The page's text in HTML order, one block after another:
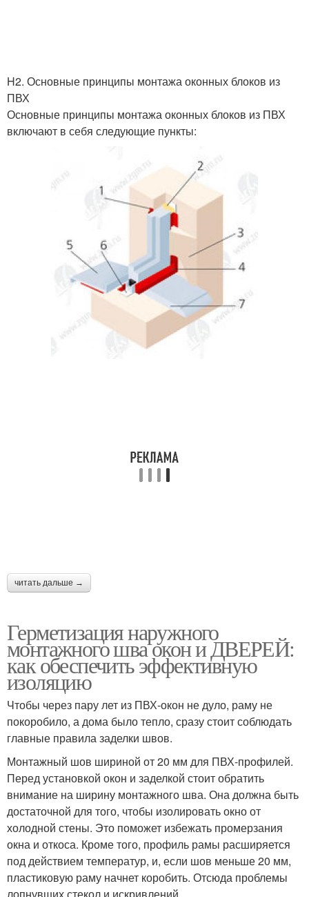
H2. Основные принципы монтажа оконных блоков из
ПВХ
Основные принципы монтажа оконных блоков из ПВХ
включают в себя следующие пункты:
читать дальше →
Герметизация наружного
монтажного шва окон и ДВЕРЕЙ:
как обеспечить эффективную
изоляцию
Чтобы через пару лет из ПВХ-окон не дуло, раму не
покоробило, а дома было тепло, сразу стоит соблюдать
главные правила заделки швов.
Монтажный шов шириной от 20 мм для ПВХ-профилей.
Перед установкой окон и заделкой стоит обратить
внимание на ширину монтажного шва. Она должна быть
достаточной для того, чтобы изолировать окно от
холодной стены. Это поможет избежать промерзания
окна и откоса. Кроме того, профиль рамы расширяется
под действием температур, и, если шов меньше 20 мм,
пластиковую раму начнет коробить. Отсюда проблемы
лопнувших стекол и искривлений.